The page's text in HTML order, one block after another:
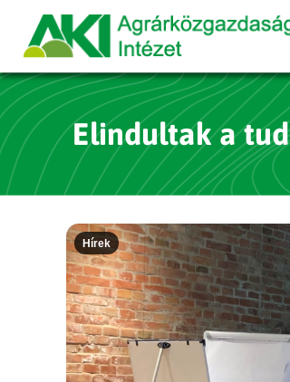
Elindultak a
Hírek